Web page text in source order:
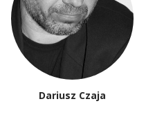
Dariusz Czaja